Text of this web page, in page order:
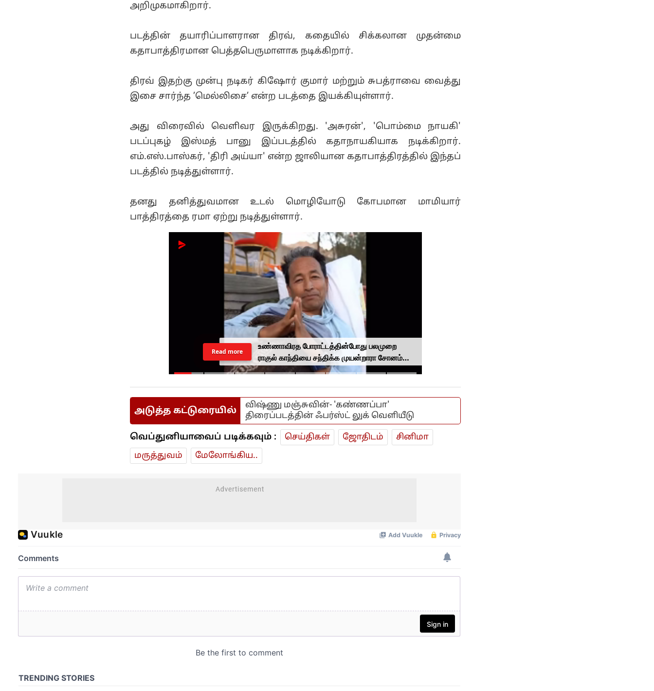
அறிமுகமாகிறார்.
படத்தின் தயாரிப்பாளரான திரவ், கதையில் சிக்கலான முதன்மை
கதாபாத்திரமான பெத்தபெருமாளாக நடிக்கிறார்.
திரவ் இதற்கு முன்பு நடிகர் கிஷோர் குமார் மற்றும் சுபத்ராவை வைத்து
இசை சார்ந்த ’மெல்லிசை’ என்ற படத்தை இயக்கியுள்ளார்.
அது விரைவில் வெளிவர இருக்கிறது. 'அசுரன்', 'பொம்மை நாயகி'
படப்புகழ் இஸ்மத் பானு இப்படத்தில் கதாநாயகியாக நடிக்கிறார்.
எம்.எஸ்.பாஸ்கர், 'திரி அய்யா' என்ற ஜாலியான கதாபாத்திரத்தில் இந்தப்
படத்தில் நடித்துள்ளார்.
தனது தனித்துவமான உடல் மொழியோடு கோபமான மாமியார்
பாத்திரத்தை ரமா ஏற்று நடித்துள்ளார்.
உண்ணாவிரத போராட்டத்தின்போது பலமுறை
ராகுல் காந்தியை சந்திக்க முயன்றாரா சோனம்
வாங்சுக் மனைவி.. ஆனால் பலனில்லை...
Read more
அடுத்த கட்டுரையில்
விஷ்ணு மஞ்சுவின்- 'கண்ணப்பா'
திரைப்படத்தின் ஃபர்ஸ்ட் லுக் வெளியீடு
வெப்துனியாவைப் படிக்கவும் : செய்திகள் ஜோ‌திட‌ம்
சினிமா
மரு‌த்துவ‌ம்
மேலோங்கிய..